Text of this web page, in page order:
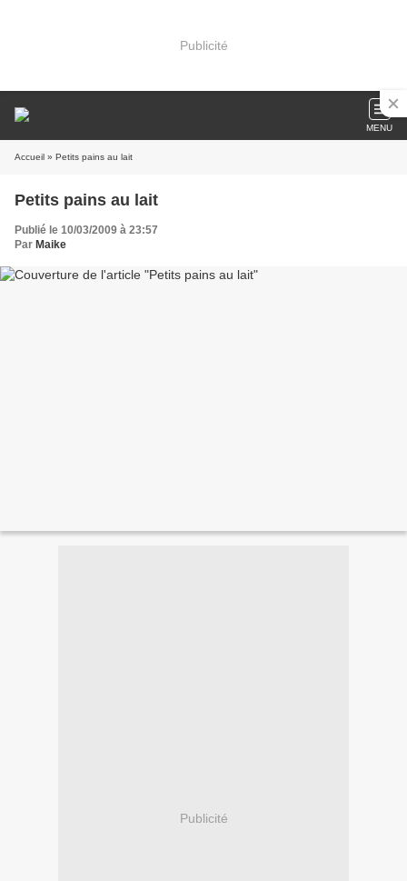
Publicité
MENU
Accueil » Petits pains au lait
Petits pains au lait
Publié le 10/03/2009 à 23:57
Par Maike
Publicité